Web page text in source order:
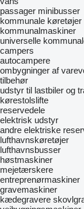
passager minibusser
kommunale køretøjer
kommunalmaskiner
universelle
campers
autocampere
ombygninger af
tilbehør
udstyr til lastbiler og
kørestolslifte
reservedele
elektrisk udstyr
andre elektriske
lufthavnskøretøjer
lufthavnsbusser
høstmaskiner
mejetærskere
entreprenørmaskiner
gravemaskiner
kædegravere